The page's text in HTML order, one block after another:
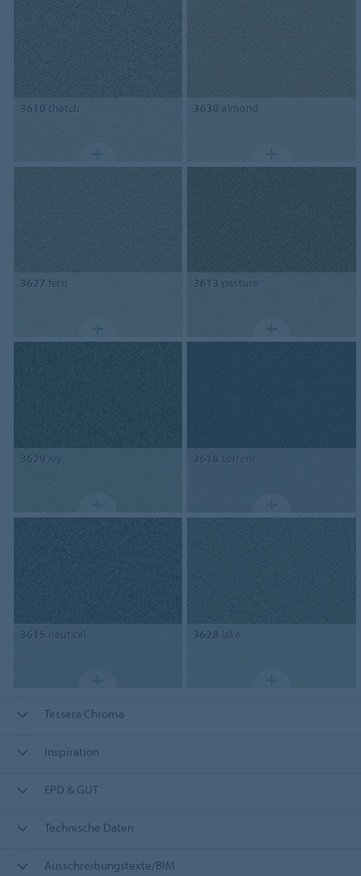
3610 thatch 3630 almond
3627 fern 3613 pasture
3629 ivy 3618 torrent
3615 nautical 3628 lake
Tessera Chroma
Inspiration
EPD & GUT
Technische Daten
Ausschreibungstexte/BIM